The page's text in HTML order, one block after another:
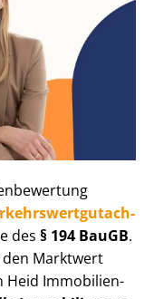
des § 194 BauGB.
Marktwert
Heid Im­mo­bi­li­en­